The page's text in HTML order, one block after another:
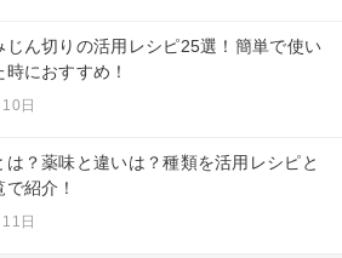
じん切りの活用レシピ25選！簡単で使い
におすすめ！
日
は？薬味と違いは？種類を活用レシピと
紹介！
日